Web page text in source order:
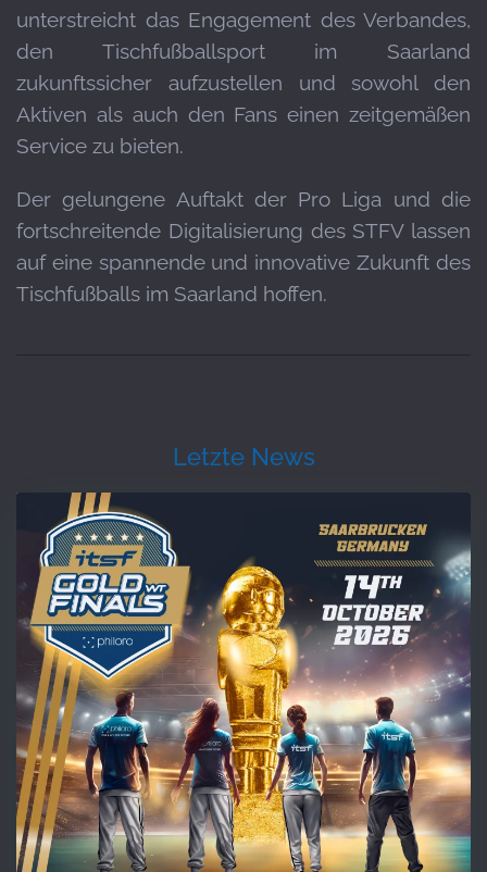
unterstreicht das Engagement des Verbandes,
den Tischfußballsport im Saarland
zukunftssicher aufzustellen und sowohl den
Aktiven als auch den Fans einen zeitgemäßen
Service zu bieten.
Der gelungene Auftakt der Pro Liga und die
fortschreitende Digitalisierung des STFV lassen
auf eine spannende und innovative Zukunft des
Tischfußballs im Saarland hoffen.
Letzte News